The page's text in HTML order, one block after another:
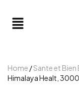
Home /Sante et Bien
Himalaya Healt,